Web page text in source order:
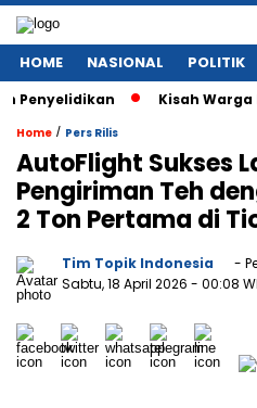
HOME NASIONAL POLITIK
Kisah Warga Puri
Home / Pers Rilis
AutoFlight Sukses
Pengiriman Teh
2 Ton Pertama di
Tim Topik Indonesia
-
Sabtu, 18 April 2026 - 00:08